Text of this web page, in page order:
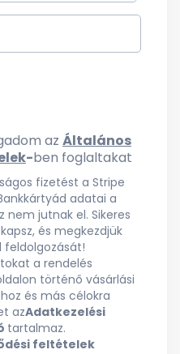
az Általános
-ben foglaltakat
fizetést a Stripe
adatai a
jutnak el. Sikeres
és megkezdjük
feldolgozását!
a rendelés
történő vásárlási
és más célokra
azAdatkezelési
tartalmaz.
feltételek